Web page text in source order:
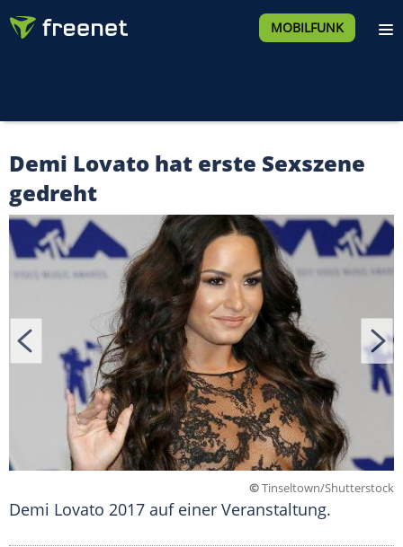
MOBILFUNK
Demi Lovato hat erste Sexszene
gedreht
©Tinseltown/Shutterstock
Demi Lovato 2017 auf einer Veranstaltung.